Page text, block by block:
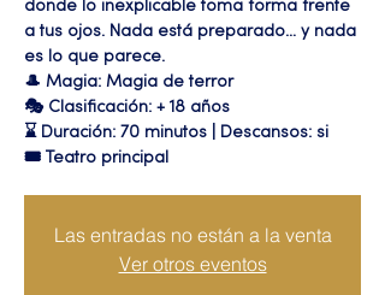
donde lo inexplicable toma forma frente
a tus ojos. Nada está preparado… y nada
es lo que parece.
🎩 Magia: Magia de terror
🎭 Clasificación: + 18 años
⌛ Duración: 70 minutos | Descansos: si
🎟 Teatro principal
Las entradas no están a la venta
Ver otros eventos